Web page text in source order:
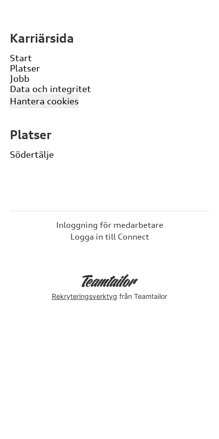
Karriärsida
Start
Platser
Jobb
Data och integritet
Hantera cookies
Platser
Södertälje
Inloggning för medarbetare
Logga in till Connect
Rekryteringsverktyg från Teamtailor